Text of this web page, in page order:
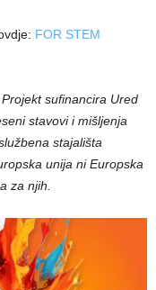
FOR STEM
sufinancira Ured
stavovi i mišljenja
stajališta
unija ni Europska
za njih.